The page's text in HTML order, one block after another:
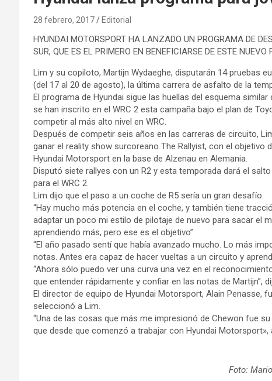
28 febrero, 2017 Editorial
HYUNDAI MOTORSPORT HA LANZADO UN PROGRAMA DE
SUR, QUE ES EL PRIMERO EN BENEFICIARSE DE ESTE NUEVO
Lim y su copiloto, Martijn Wydaeghe, disputarán 14 pruebas
(del 17 al 20 de agosto), la última carrera de asfalto de la
El programa de Hyundai sigue las huellas del esquema
se han inscrito en el WRC 2 esta campaña bajo el plan de
competir al más alto nivel en WRC.
Después de competir seis años en las carreras de circuito,
ganar el reality show surcoreano The Rallyist, con el
Hyundai Motorsport en la base de Alzenau en Alemania.
Disputó siete rallyes con un R2 y esta temporada dará el
para el WRC 2.
Lim dijo que el paso a un coche de R5 sería un gran desafío.
“Hay mucho más potencia en el coche, y también tiene
adaptar un poco mi estilo de pilotaje de nuevo para sacar el
aprendiendo más, pero ese es el objetivo”.
“El año pasado sentí que había avanzado mucho. Lo más
notas. Antes era capaz de hacer vueltas a un circuito y
“Ahora sólo puedo ver una curva una vez en el
que entender rápidamente y confiar en las notas de Martijn”,
El director de equipo de Hyundai Motorsport, Alain Penasse,
seleccionó a Lim.
“Una de las cosas que más me impresionó de Chewon fue
que desde que comenzó a trabajar con Hyundai Motorsport»,
Foto: